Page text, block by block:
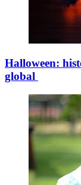
Halloween:
global